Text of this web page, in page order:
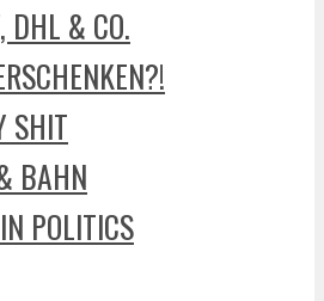
DHL & CO.
SHIT
BAHN
POLITICS